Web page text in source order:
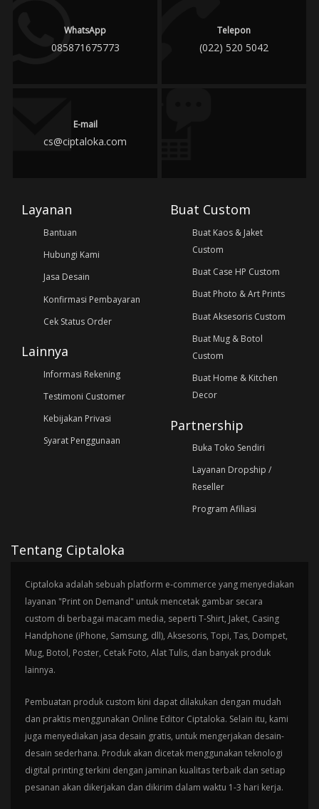
WhatsApp
085871675773
Telepon
(022) 520 5042
E-mail
cs@ciptaloka.com
Layanan
Bantuan
Hubungi Kami
Jasa Desain
Konfirmasi Pembayaran
Cek Status Order
Lainnya
Informasi Rekening
Testimoni Customer
Kebijakan Privasi
Syarat Penggunaan
Buat Custom
Buat Kaos & Jaket
Custom
Buat Case HP Custom
Buat Photo & Art Prints
Buat Aksesoris Custom
Buat Mug & Botol
Custom
Buat Home & Kitchen
Decor
Partnership
Buka Toko Sendiri
Layanan Dropship /
Reseller
Program Afiliasi
Tentang Ciptaloka
Ciptaloka adalah sebuah platform e-commerce yang menyediakan
layanan "Print on Demand" untuk mencetak gambar secara
custom di berbagai macam media, seperti T-Shirt, Jaket, Casing
Handphone (iPhone, Samsung, dll), Aksesoris, Topi, Tas, Dompet,
Mug, Botol, Poster, Cetak Foto, Alat Tulis, dan banyak produk
lainnya.
Pembuatan produk custom kini dapat dilakukan dengan mudah
dan praktis menggunakan Online Editor Ciptaloka. Selain itu, kami
juga menyediakan jasa desain gratis, untuk mengerjakan desain-
desain sederhana. Produk akan dicetak menggunakan teknologi
digital printing terkini dengan jaminan kualitas terbaik dan setiap
pesanan akan dikerjakan dan dikirim dalam waktu 1-3 hari kerja.